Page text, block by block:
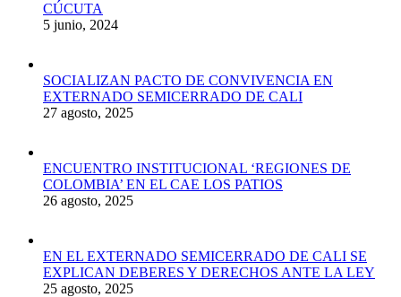
CÚCUTA
5 junio, 2024
SOCIALIZAN PACTO DE CONVIVENCIA EN
EXTERNADO SEMICERRADO DE CALI
27 agosto, 2025
ENCUENTRO INSTITUCIONAL ‘REGIONES DE
COLOMBIA’ EN EL CAE LOS PATIOS
26 agosto, 2025
EN EL EXTERNADO SEMICERRADO DE CALI SE
EXPLICAN DEBERES Y DERECHOS ANTE LA LEY
25 agosto, 2025